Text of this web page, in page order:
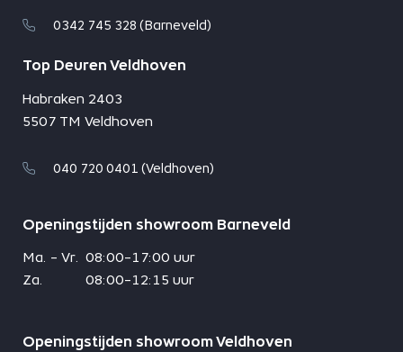
0342 745 328 (Barneveld)
Top Deuren Veldhoven
Habraken 2403
5507 TM Veldhoven
040 720 0401 (Veldhoven)
Openingstijden showroom Barneveld
Ma. - Vr. 08:00-17:00 uur
Za.
08:00-12:15 uur
Openingstijden showroom Veldhoven